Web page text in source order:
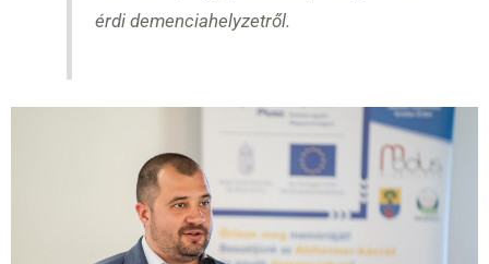
érdi demenciahelyzetről.